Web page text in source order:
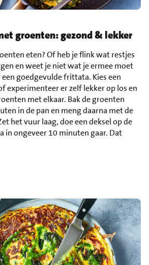
groenten: gezond & lekker
eten? Of heb je flink wat restjes
en weet je niet wat je ermee moet
een goedgevulde frittata. Kies een
experimenteer er zelf lekker op los en
met elkaar. Bak de groenten
in de pan en meng daarna met de
het vuur laag, doe een deksel op de
in ongeveer 10 minuten gaar. Dat